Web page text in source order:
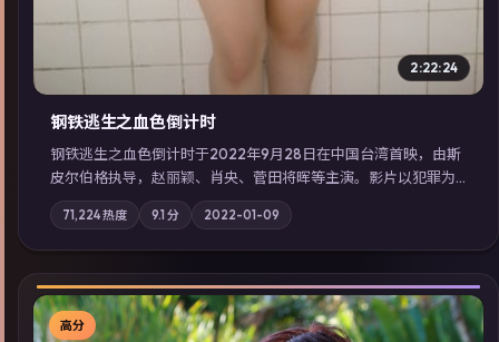
2:22:24
钢铁逃生之血色倒计时
钢铁逃生之血色倒计时于2022年9月28日在中国台湾首映，由斯
皮尔伯格执导，赵丽颖、肖央、菅田将晖等主演。影片以犯罪为
叙事主轴，失踪人口档案牵出跨国灰色产业链；摄影与配乐强化
地域气质；站内亦可通过「国产免费观看高清电视剧在线看」延
展检索同类型高分佳作，畅享高清在线追剧体验。
71,224热度 9.1 分 2022-01-09
高分